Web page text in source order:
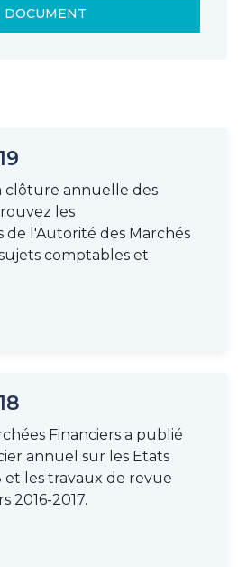
clôture annuelle des
les
de l'Autorité des Marchés
comptables et
Financiers a publié
annuel sur les Etats
et les travaux de revue
2016-2017.